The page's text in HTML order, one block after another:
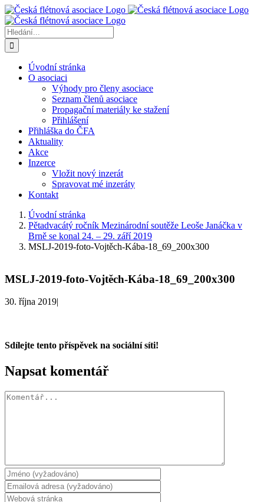
Přeskočit
na
obsah
Hledat:
Úvodní stránka
O asociaci
Výhody pro členy asociace
Seznam členů asociace
Propagační materiály ke stažení
Přihlášení
Přihláška do ČFA
Aktuality
Akce
Inzerce
Vložit nový inzerát
Spravovat mé inzeráty
Kontakt
Úvodní stránka
Pětadvacátý ročník Mezinárodní soutěže Leoše Janáčka v
Brně se konal 24. – 29. září 2019
MSLJ-2019-foto-Vojtěch-Kába-18_69_200x300
MSLJ-2019-foto-Vojtěch-Kába-18_69_200x300
30. října 2019|
Sdílejte tento příspěvek na sociální síti!
Facebook
X
WhatsApp
Napsat komentář
Komentář